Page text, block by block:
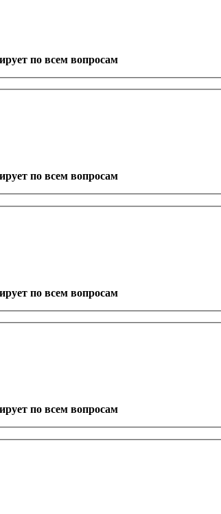
по всем вопросам
по всем вопросам
по всем вопросам
по всем вопросам